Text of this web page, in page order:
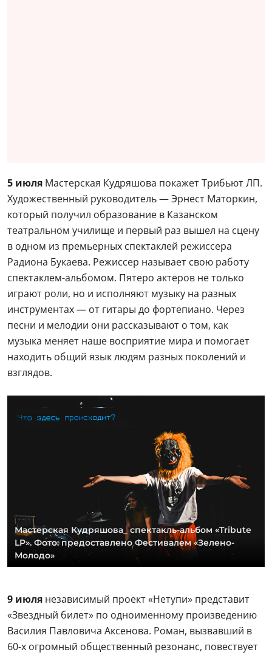
5 июля Мастерская Кудряшова покажет Трибьют ЛП.
Художественный руководитель — Эрнест Маторкин,
который получил образование в Казанском
театральном училище и первый раз вышел на сцену
в одном из премьерных спектаклей режиссера
Радиона Букаева. Режиссер называет свою работу
спектаклем-альбомом. Пятеро актеров не только
играют роли, но и исполняют музыку на разных
инструментах — от гитары до фортепиано. Через
песни и мелодии они рассказывают о том, как
музыка меняет наше восприятие мира и помогает
находить общий язык людям разных поколений и
взглядов.
Мастерская Кудряшова_ спектакль-альбом «Tribute
LP». Фото: предоставлено Фестивалем «Зелено-
Молодо»
9 июля независимый проект «Нетупи» представит
«Звездный билет» по одноименному произведению
Василия Павловича Аксенова. Роман, вызвавший в
60-х огромный общественный резонанс, повествует